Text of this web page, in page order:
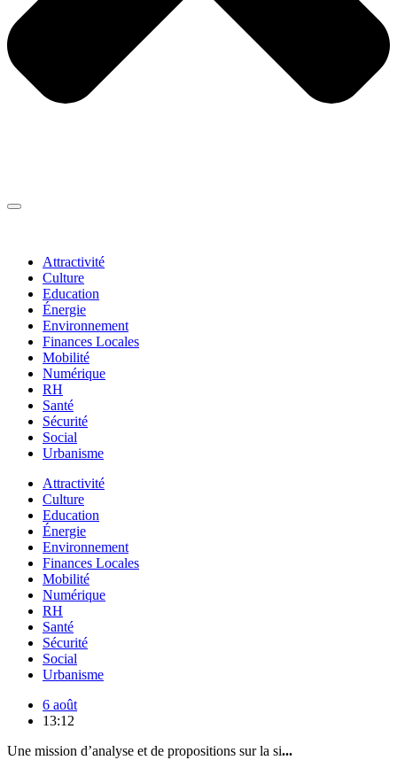
Attractivité
Culture
Education
Énergie
Environnement
Finances Locales
Mobilité
Numérique
RH
Santé
Sécurité
Social
Urbanisme
Attractivité
Culture
Education
Énergie
Environnement
Finances Locales
Mobilité
Numérique
RH
Santé
Sécurité
Social
Urbanisme
6 août
13:12
Une mission d’analyse et de propositions sur la si...